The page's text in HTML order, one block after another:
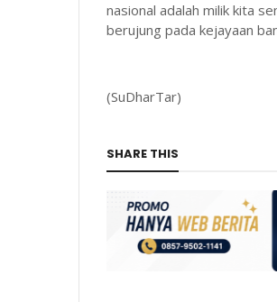
nasional adalah milik kita
berujung pada kejayaan
(SuDharTar)
SHARE THIS